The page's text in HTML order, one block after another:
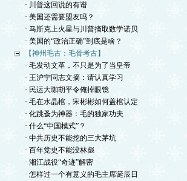
· 川普这回说的有谱
· 美国还需要盟友吗？
· 马斯克上火星与川普摘取数学诺贝
· 美国的“政治正确”到底是啥？
【神州毛古：毛骨考古】
· 毛发动文革，不只是为了当皇帝
· 王沪宁同志文摘：请认真学习
· 民运大珈胡平令俺掉眼镜
· 毛在水晶棺，宋彬彬如何盖棺认定
· 化跳蚤为神器：毛的独家功夫
· 什么“中国模式”？
· 中共历史不能挖的三大茅坑
· 百年党史不能没林彪
· 湘江战役“奇迹”解密
· 怎样过一个有意义的毛主席诞辰日